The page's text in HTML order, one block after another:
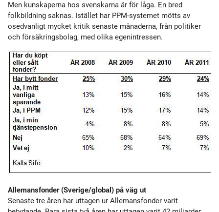
Men kunskaperna hos svenskarna är för låga. En bred
folkbildning saknas. Istället har PPM-systemet mötts av
osedvanligt mycket kritik senaste månaderna, från politiker
och försäkringsbolag, med olika egenintressen.
Allemansfonder (Sverige/global) på väg ut
Senaste tre åren har uttagen ur Allemansfonder varit